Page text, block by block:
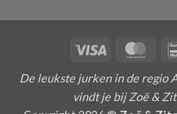
Visa
De leukste jurken in de regio
vindt je bij Zoë &